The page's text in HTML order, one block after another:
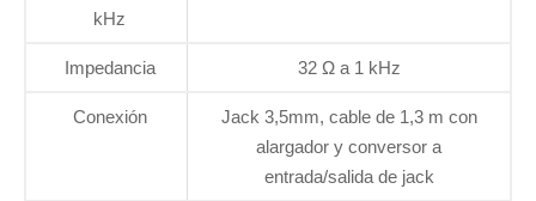
kHz
Impedancia 32 Ω a 1 kHz
Conexión
Jack 3,5mm, cable de 1,3 m con
alargador y conversor a
entrada/salida de jack